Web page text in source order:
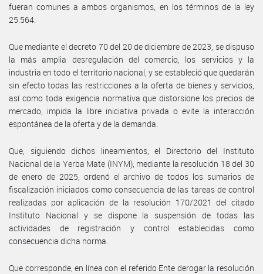
fueran comunes a ambos organismos, en los términos de la ley
25.564.
Que mediante el decreto 70 del 20 de diciembre de 2023, se dispuso
la más amplia desregulación del comercio, los servicios y la
industria en todo el territorio nacional, y se estableció que quedarán
sin efecto todas las restricciones a la oferta de bienes y servicios,
así como toda exigencia normativa que distorsione los precios de
mercado, impida la libre iniciativa privada o evite la interacción
espontánea de la oferta y de la demanda.
Que, siguiendo dichos lineamientos, el Directorio del Instituto
Nacional de la Yerba Mate (INYM), mediante la resolución 18 del 30
de enero de 2025, ordenó el archivo de todos los sumarios de
fiscalización iniciados como consecuencia de las tareas de control
realizadas por aplicación de la resolución 170/2021 del citado
Instituto Nacional y se dispone la suspensión de todas las
actividades de registración y control establecidas como
consecuencia dicha norma.
Que corresponde, en línea con el referido Ente derogar la resolución